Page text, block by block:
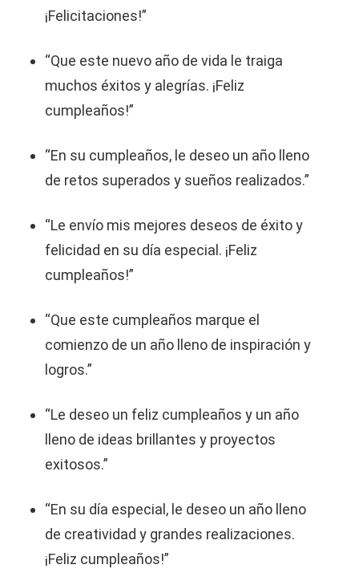
¡Felicitaciones!”
“Que este nuevo año de vida le traiga
muchos éxitos y alegrías. ¡Feliz
cumpleaños!”
“En su cumpleaños, le deseo un año lleno
de retos superados y sueños realizados.”
“Le envío mis mejores deseos de éxito y
felicidad en su día especial. ¡Feliz
cumpleaños!”
“Que este cumpleaños marque el
comienzo de un año lleno de inspiración y
logros.”
“Le deseo un feliz cumpleaños y un año
lleno de ideas brillantes y proyectos
exitosos.”
“En su día especial, le deseo un año lleno
de creatividad y grandes realizaciones.
¡Feliz cumpleaños!”